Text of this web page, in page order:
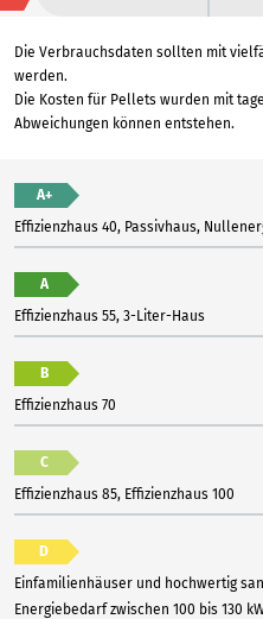
Die Verbrauchsdaten sollten mit
werden.
Die Kosten für Pellets wurden mit
Abweichungen können entstehen.
A+
Effizienzhaus 40, Passivhaus,
A
Effizienzhaus 55, 3-Liter-Haus
B
Effizienzhaus 70
C
Effizienzhaus 85, Effizienzhaus 100
D
Einfamilienhäuser und hochwertig
Energiebedarf zwischen 100 bis 130